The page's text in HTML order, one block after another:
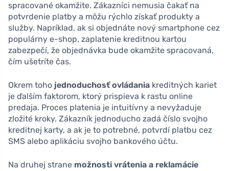
spracované okamžite. Zákazníci nemusia čakať na
potvrdenie platby a môžu rýchlo získať produkty a
služby. Napríklad, ak si objednáte nový smartphone cez
populárny e-shop, zaplatenie kreditnou kartou
zabezpečí, že objednávka bude okamžite spracovaná,
čím ušetríte čas.
Okrem toho jednoduchosť ovládania kreditných kariet
je ďalším faktorom, ktorý prispieva k rastu online
predaja. Proces platenia je intuitívny a nevyžaduje
zložité kroky. Zákazník jednoducho zadá číslo svojho
kreditnej karty, a ak je to potrebné, potvrdí platbu cez
SMS alebo aplikáciu svojho bankového účtu.
Na druhej strane možnosti vrátenia a reklamácie